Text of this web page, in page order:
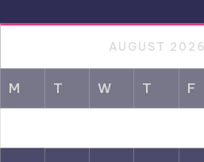
AUGUST 2026
M T W T F